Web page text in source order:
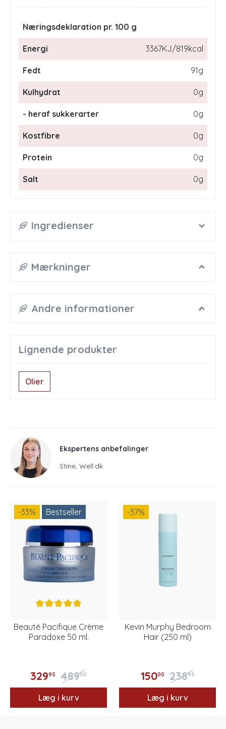
Næringsdeklaration pr. 100 g
Energi 3367KJ/819kcal
Fedt 91g
Kulhydrat 0g
- heraf sukkerarter 0g
Kostfibre 0g
Protein 0g
Salt 0g
Ingredienser
Mærkninger
Andre informationer
Lignende produkter
Olier
Ekspertens anbefalinger
Stine, Well.dk
-33% Bestseller
Beauté Pacifique Crème
Paradoxe 50 ml.
32995 48900
Læg i kurv
-37%
Kevin Murphy Bedroom
Hair (250 ml)
15000 23895
Læg i kurv